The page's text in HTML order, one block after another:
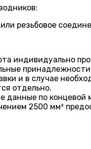
резьбовое
индивидуально
и в случае
отдельно.
данные по концевой
2500 мм²